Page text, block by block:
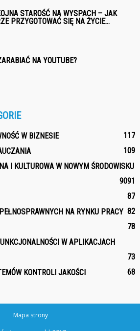
STAROŚĆ NA WYSPACH – JAK
PRZYGOTOWAĆ SIĘ NA ŻYCIE...
NA YOUTUBE?
W BIZNESIE
117
109
I KULTUROWA W NOWYM ŚRODOWISKU
91
90
87
NA RYNKU PRACY 82
78
W APLIKACJACH
73
KONTROLI JAKOŚCI
68
Mapa strony